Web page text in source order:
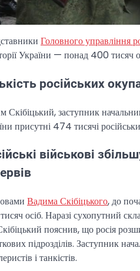
Головного управління
України — понад 400 тисяч
російських
Скібіцький, заступник
присутні 474 тисячі
військові
Вадима Скібіцького, до
осіб. Наразі сухопутний
пояснив, що росія
підрозділів. Заступник
і танкістів.